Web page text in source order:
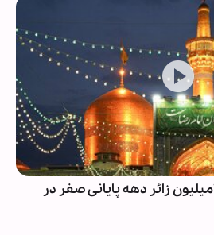
پیش بینی حضور ۷ تا ۱۰میلیون زائر دهه پایانی صفر در